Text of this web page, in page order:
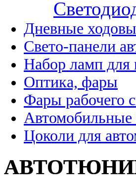
Дневные
Свето-панели
Набор ламп для
Оптика, фары
Фары рабочего
Автомобильные
Цоколи для